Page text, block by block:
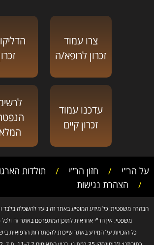
צרו עמוד
זכרון לרופא/ה
עדכנו עמוד
זכרון קיים
על הר"י / חזון הר"י / תולדות
/ הצהרת נגישות
הבהרה משפטית: כל מידע המופיע באתר זה נועד להשכלה בלבד
משפטי. אין הר"י אחראית לתוכן המתפרסם באתר זה ולכל
כל הזכויות על המידע באתר שייכות להסתדרות הרפואית